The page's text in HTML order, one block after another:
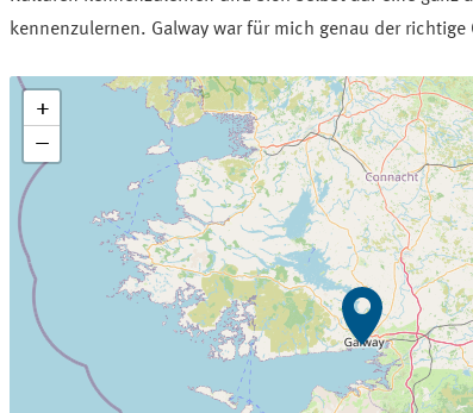
kennenzulernen. Galway war für mich genau der richtige
+
−